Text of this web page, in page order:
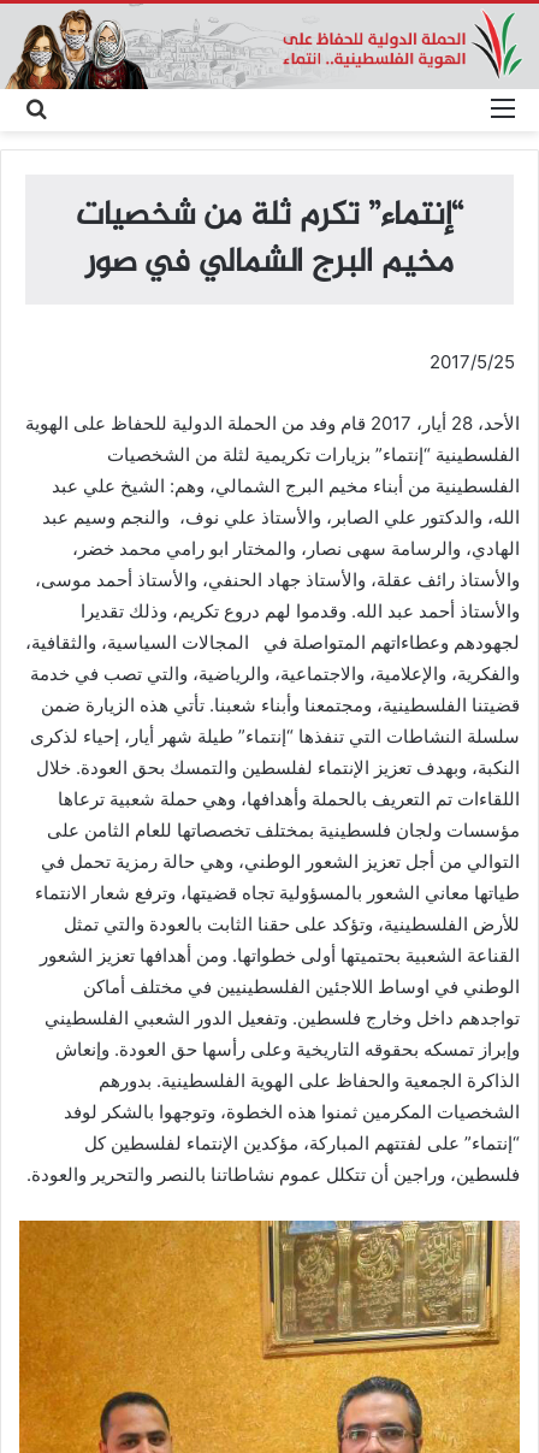
عن
القائمة
“إنتماء” تكرم ثلة من شخصيات
مخيم البرج الشمالي في صور
الأحد، 28 أيار، 2017 قام وفد من الحملة الدولية للحفاظ على الهوية
الفلسطينية “إنتماء” بزيارات تكريمية لثلة من الشخصيات
الفلسطينية من أبناء مخيم البرج الشمالي، وهم: الشيخ علي عبد
الله، والدكتور علي الصابر، والأستاذ علي نوف، والنجم وسيم عبد
الهادي، والرسامة سهى نصار، والمختار ابو رامي محمد خضر،
والأستاذ رائف عقلة، والأستاذ جهاد الحنفي، والأستاذ أحمد موسى،
والأستاذ أحمد عبد الله. وقدموا لهم دروع تكريم، وذلك تقديرا
لجهودهم وعطاءاتهم المتواصلة في المجالات السياسية، والثقافية،
والفكرية، والإعلامية، والاجتماعية، والرياضية، والتي تصب في خدمة
قضيتنا الفلسطينية، ومجتمعنا وأبناء شعبنا. تأتي هذه الزيارة ضمن
سلسلة النشاطات التي تنفذها “إنتماء” طيلة شهر أيار، إحياء لذكرى
النكبة، وبهدف تعزيز الإنتماء لفلسطين والتمسك بحق العودة. خلال
اللقاءات تم التعريف بالحملة وأهدافها، وهي حملة شعبية ترعاها
مؤسسات ولجان فلسطينية بمختلف تخصصاتها للعام الثامن على
التوالي من أجل تعزيز الشعور الوطني، وهي حالة رمزية تحمل في
طياتها معاني الشعور بالمسؤولية تجاه قضيتها، وترفع شعار الانتماء
للأرض الفلسطينية، وتؤكد على حقنا الثابت بالعودة والتي تمثل
القناعة الشعبية بحتميتها أولى خطواتها. ومن أهدافها تعزيز الشعور
الوطني في اوساط اللاجئين الفلسطينيين في مختلف أماكن
تواجدهم داخل وخارج فلسطين. وتفعيل الدور الشعبي الفلسطيني
وإبراز تمسكه بحقوقه التاريخية وعلى رأسها حق العودة. وإنعاش
الذاكرة الجمعية والحفاظ على الهوية الفلسطينية. بدورهم
الشخصيات المكرمين ثمنوا هذه الخطوة، وتوجهوا بالشكر لوفد
“إنتماء” على لفتتهم المباركة، مؤكدين الإنتماء لفلسطين كل
فلسطين، وراجين أن تتكلل عموم نشاطاتنا بالنصر والتحرير والعودة.